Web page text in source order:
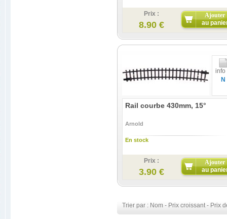
Prix :
8.90 €
Ajouter
au
info
N
Rail courbe 430mm, 15°
Arnold
En stock
Prix :
3.90 €
Ajouter
au
Trier par : Nom - Prix croissant- Prix